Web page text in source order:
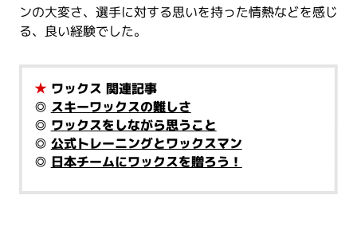
ンの大変さ、選手に対する思いを持った情熱などを感じ
る、良い経験でした。
★ ワックス 関連記事
◎ スキーワックスの難しさ
◎ ワックスをしながら思うこと
◎ 公式トレーニングとワックスマン
◎ 日本チームにワックスを贈ろう！